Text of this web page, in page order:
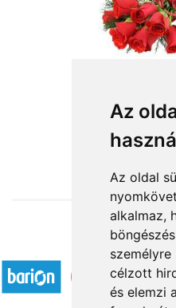
Az
Az oldal
alkalmaz,
célzott
és elemzi
23
Elfogadott